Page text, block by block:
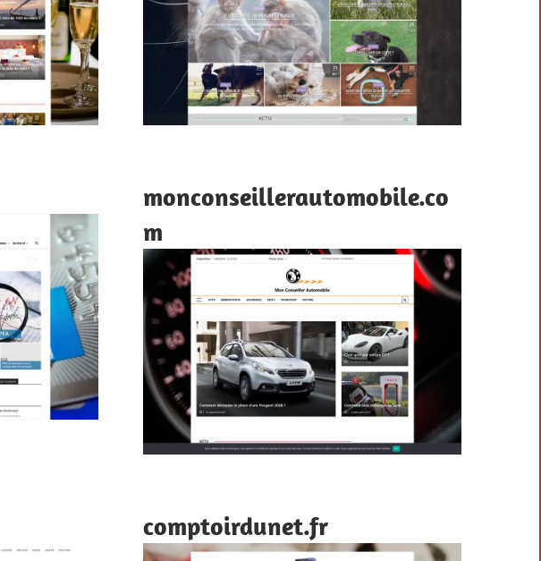
monconseillerautomobile.co
m
comptoirdunet.fr